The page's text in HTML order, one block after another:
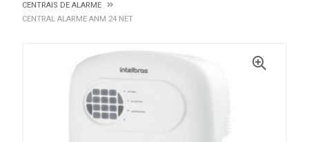
CENTRAIS DE ALARME
CENTRAL ALARME ANM 24 NET